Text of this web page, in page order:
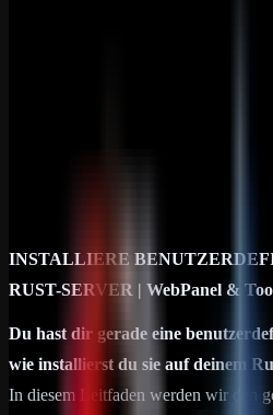
INSTALLIERE
RUST-SERVER | WebPanel &
Du hast dir gerade eine
wie installierst du sie auf deinem
In diesem Leitfaden werden wir den